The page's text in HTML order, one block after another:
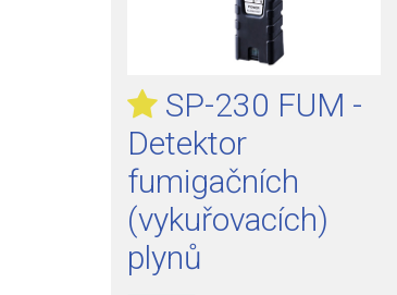
SP-230 FUM -
Detektor
fumigačních
(vykuřovacích)
plynů